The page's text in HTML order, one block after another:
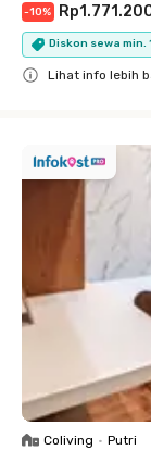
-10%
Diskon sewa min.
Lihat info lebih
Coliving • Putri